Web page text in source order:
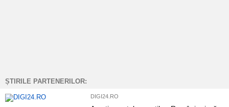
ȘTIRILE PARTENERILOR:
DIGI24.RO